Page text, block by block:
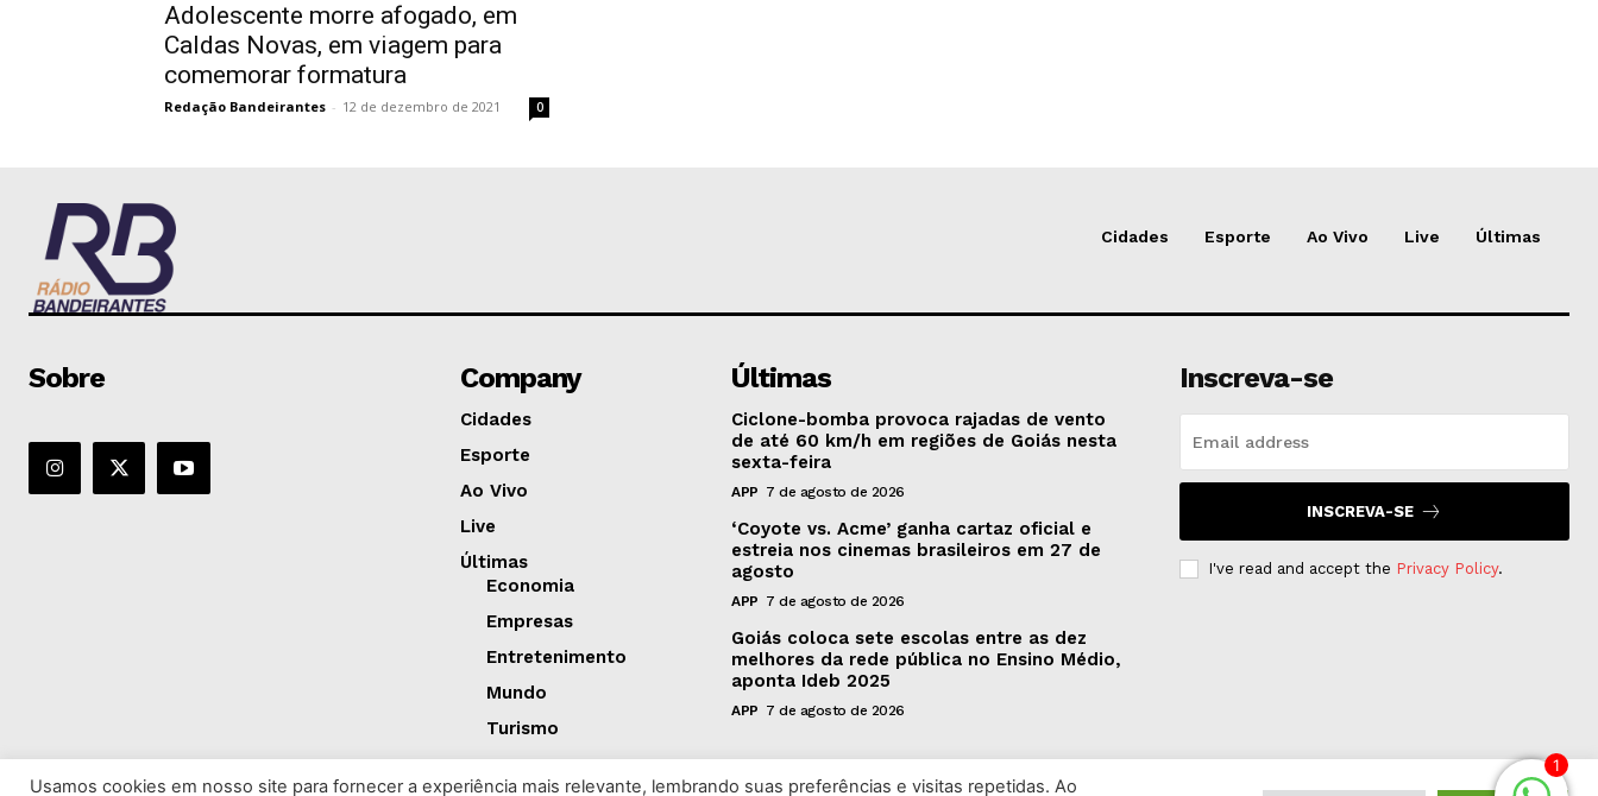
Adolescente morre afogado, em
Caldas Novas, em viagem para
comemorar formatura
Redação Bandeirantes - 12 de dezembro de 2021 0
Cidades Esporte Ao Vivo Live Últimas
Sobre Company
Cidades
Esporte
Ao Vivo
Live
Últimas
Economia
Empresas
Entretenimento
Mundo
Turismo
Últimas
Ciclone-bomba provoca rajadas de vento
de até 60 km/h em regiões de Goiás nesta
sexta-feira
APP 7 de agosto de 2026
‘Coyote vs. Acme’ ganha cartaz oficial e
estreia nos cinemas brasileiros em 27 de
agosto
APP 7 de agosto de 2026
Goiás coloca sete escolas entre as dez
melhores da rede pública no Ensino Médio,
aponta Ideb 2025
APP 7 de agosto de 2026
Inscreva-se
INSCREVA-SE
I've read and accept the Privacy Policy.
1
Usamos cookies em nosso site para fornecer a experiência mais relevante, lembrando suas preferências e visitas repetidas. Ao